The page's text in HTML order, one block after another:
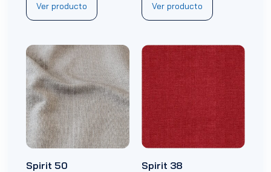
Ver producto Ver producto
Spirit 50 Spirit 38